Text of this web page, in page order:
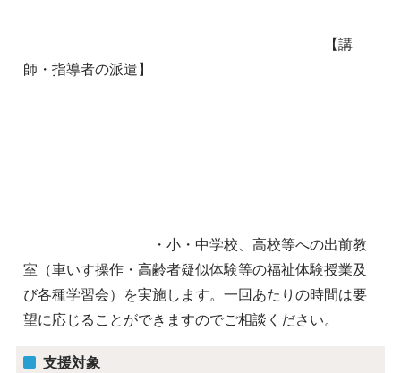
【講
師・指導者の派遣】
・小・中学校、高校等への出前教
室（車いす操作・高齢者疑似体験等の福祉体験授業及
び各種学習会）を実施します。一回あたりの時間は要
望に応じることができますのでご相談ください。
支援対象